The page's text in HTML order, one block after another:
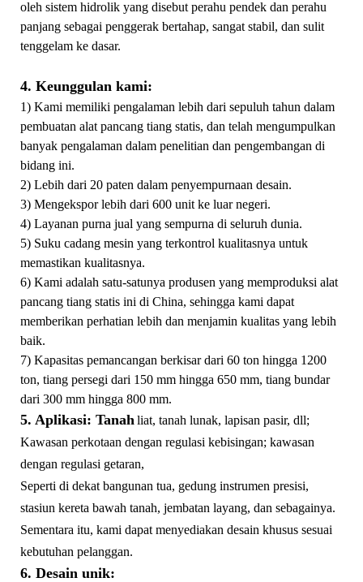
oleh sistem hidrolik yang disebut perahu pendek dan perahu
panjang sebagai penggerak bertahap, sangat stabil, dan sulit
tenggelam ke dasar.
4. Keunggulan kami:
1) Kami memiliki pengalaman lebih dari sepuluh tahun dalam
pembuatan alat pancang tiang statis, dan telah mengumpulkan
banyak pengalaman dalam penelitian dan pengembangan di
bidang ini.
2) Lebih dari 20 paten dalam penyempurnaan desain.
3) Mengekspor lebih dari 600 unit ke luar negeri.
4) Layanan purna jual yang sempurna di seluruh dunia.
5) Suku cadang mesin yang terkontrol kualitasnya untuk
memastikan kualitasnya.
6) Kami adalah satu-satunya produsen yang memproduksi alat
pancang tiang statis ini di China, sehingga kami dapat
memberikan perhatian lebih dan menjamin kualitas yang lebih
baik.
7) Kapasitas pemancangan berkisar dari 60 ton hingga 1200
ton, tiang persegi dari 150 mm hingga 650 mm, tiang bundar
dari 300 mm hingga 800 mm.
5. Aplikasi: Tanah liat, tanah lunak, lapisan pasir, dll;
Kawasan perkotaan dengan regulasi kebisingan; kawasan
dengan regulasi getaran,
Seperti di dekat bangunan tua, gedung instrumen presisi,
stasiun kereta bawah tanah, jembatan layang, dan sebagainya.
Sementara itu, kami dapat menyediakan desain khusus sesuai
kebutuhan pelanggan.
6. Desain unik: